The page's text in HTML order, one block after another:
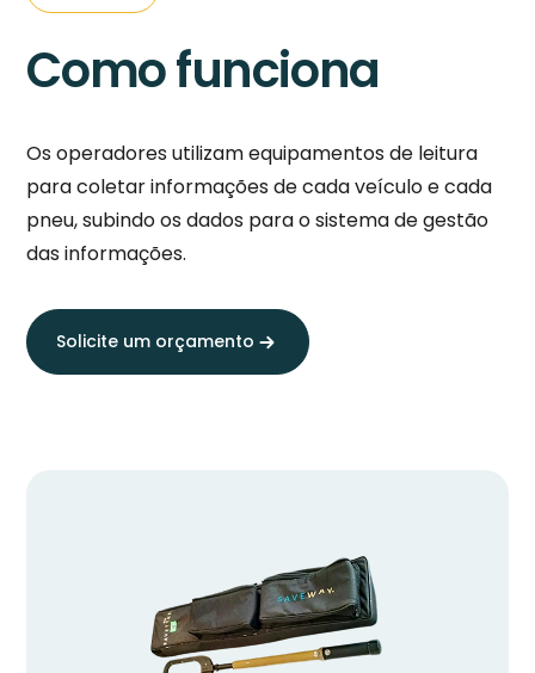
Como funciona
Os operadores utilizam equipamentos de leitura
para coletar informações de cada veículo e cada
pneu, subindo os dados para o sistema de gestão
das informações.
Solicite um orçamento